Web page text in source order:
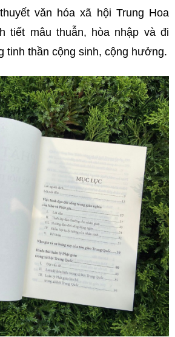
văn hóa xã hội Trung Hoa
tiết mâu thuẫn, hòa nhập và đi
tinh thần cộng sinh, cộng hưởng.